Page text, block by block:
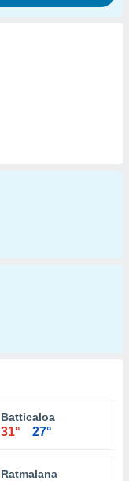
Batticaloa
31° 27°
Ratmalana